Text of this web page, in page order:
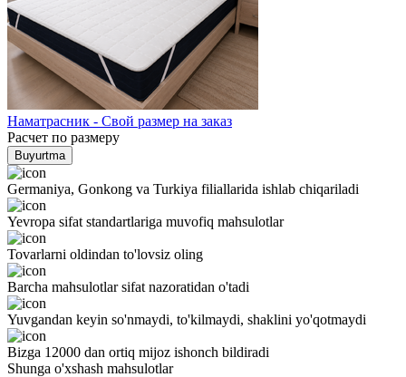
Наматрасник - Свой размер на заказ
Расчет по размеру
Buyurtma
Germaniya, Gonkong va Turkiya filiallarida ishlab chiqariladi
Yevropa sifat standartlariga muvofiq mahsulotlar
Tovarlarni oldindan to'lovsiz oling
Barcha mahsulotlar sifat nazoratidan o'tadi
Yuvgandan keyin so'nmaydi, to'kilmaydi, shaklini yo'qotmaydi
Bizga 12000 dan ortiq mijoz ishonch bildiradi
Shunga o'xshash mahsulotlar